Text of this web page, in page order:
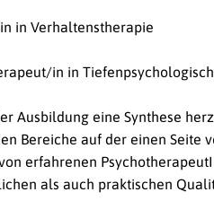
in Verhaltenstherapie
in in
Ausbildung eine Synthese
Bereiche auf der einen Seite
erfahrenen
als auch praktischen